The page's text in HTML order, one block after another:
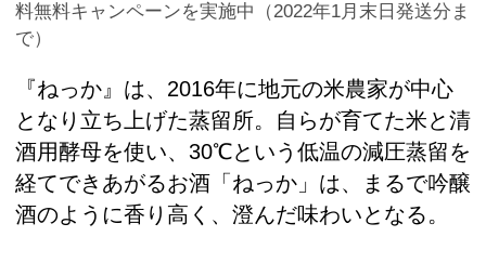
料無料キャンペーンを実施中（2022年1月末日発送分ま
で）
『ねっか』は、2016年に地元の米農家が中心
となり立ち上げた蒸留所。自らが育てた米と清
酒用酵母を使い、30℃という低温の減圧蒸留を
経てできあがるお酒「ねっか」は、まるで吟醸
酒のように香り高く、澄んだ味わいとなる。